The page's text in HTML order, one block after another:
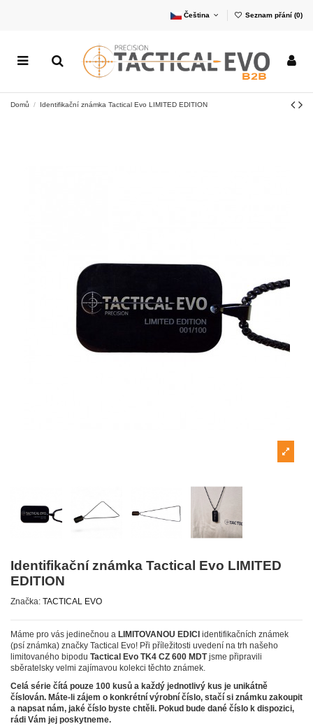
Čeština Seznam přání (0)
Domů Identifikační známka Tactical Evo LIMITED EDITION
Identifikační známka Tactical Evo LIMITED
EDITION
Značka: TACTICAL EVO
Máme pro vás jedinečnou a LIMITOVANOU EDICI identifikačních známek
(psí známka) značky Tactical Evo! Při příležitosti uvedení na trh našeho
limitovaného bipodu Tactical Evo TK4 CZ 600 MDTjsme připravili
sběratelsky velmi zajímavou kolekci těchto známek.
Celá série čítá pouze 100 kusů a každý jednotlivý kus je unikátně
číslován. Máte-li zájem o konkrétní výrobní číslo, stačí si známku zakoupit
a napsat nám, jaké číslo byste chtěli. Pokud bude dané číslo k dispozici,
rádi Vám jej poskytneme.